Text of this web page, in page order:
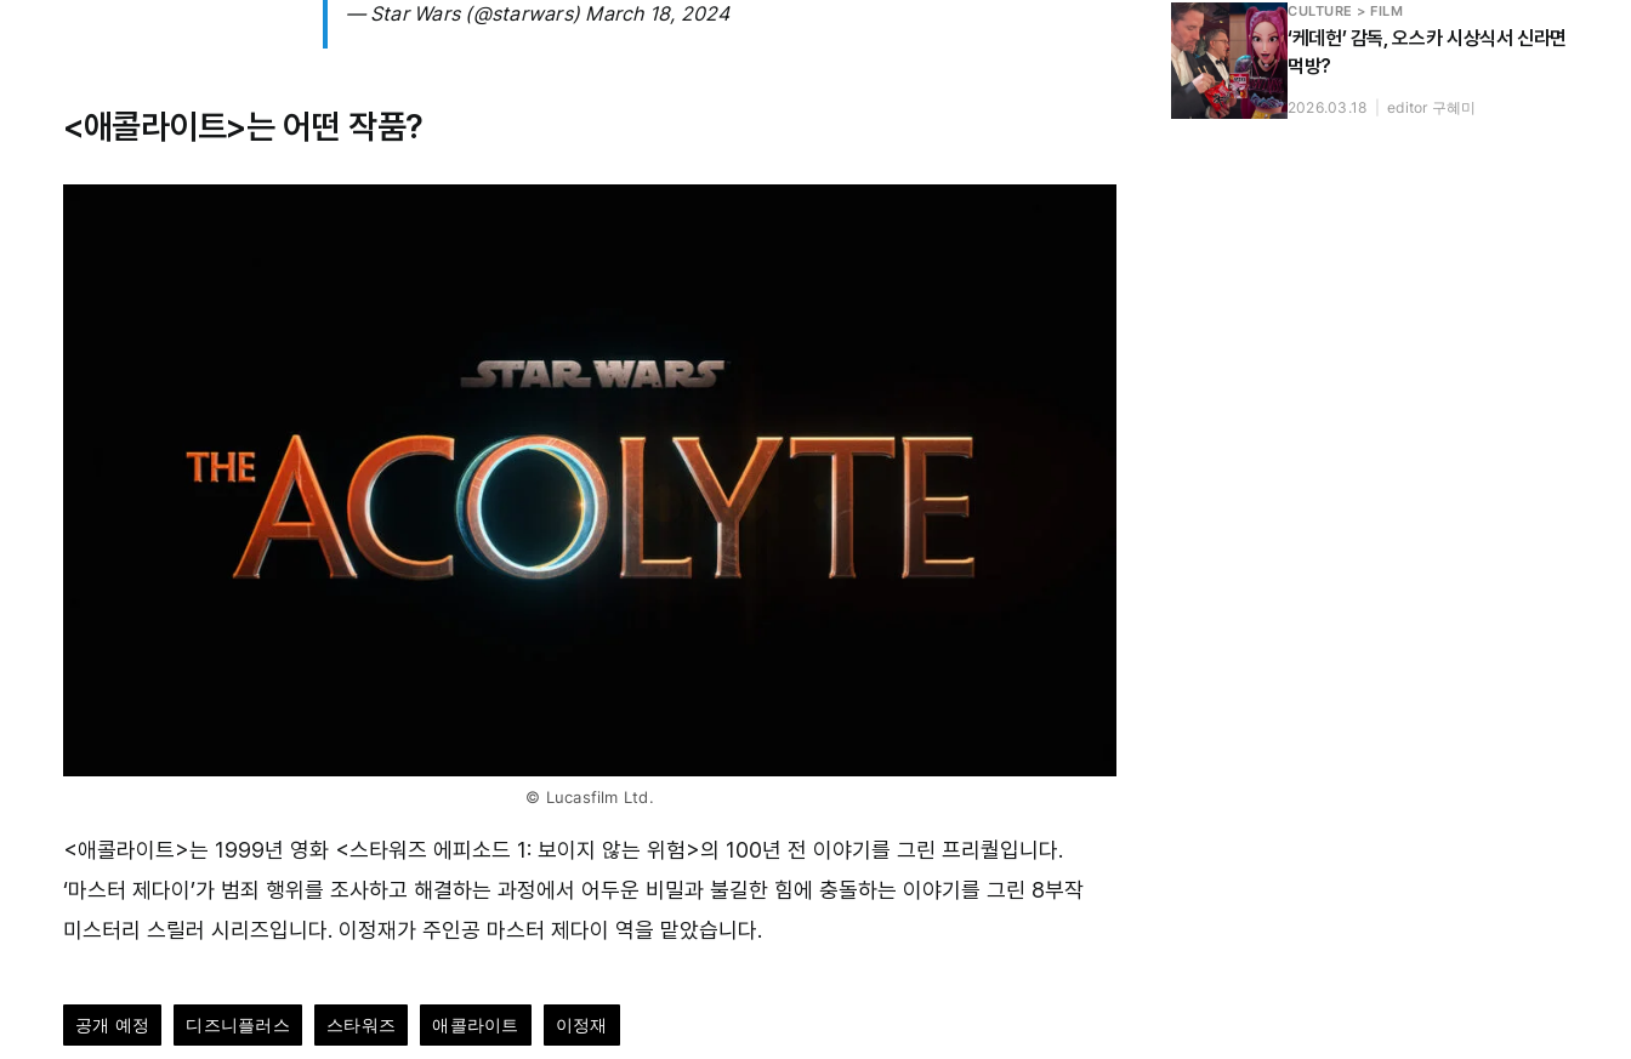
— Star Wars (@starwars) March 18, 2024
<애콜라이트>는 어떤 작품?
© Lucasfilm Ltd.
<애콜라이트>는 1999년 영화 <스타워즈 에피소드 1: 보이지 않는 위험>의 100년 전 이야기를 그린 프리퀄입니다.
‘마스터 제다이’가 범죄 행위를 조사하고 해결하는 과정에서 어두운 비밀과 불길한 힘에 충돌하는 이야기를 그린 8부작
미스터리 스릴러 시리즈입니다. 이정재가 주인공 마스터 제다이 역을 맡았습니다.
공개 예정 디즈니플러스 스타워즈 애콜라이트 이정재
CULTURE > FILM
‘케데헌’ 감독, 오스카 시상식서 신라면
먹방?
2026.03.18 editor 구혜미